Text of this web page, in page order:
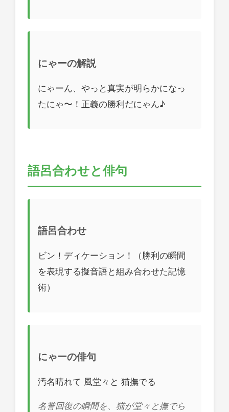
にゃーの解説
にゃーん、やっと真実が明らかになっ
たにゃ〜！正義の勝利だにゃん♪
語呂合わせと俳句
語呂合わせ
ビン！ディケーション！（勝利の瞬間
を表現する擬音語と組み合わせた記憶
術）
にゃーの俳句
汚名晴れて 風堂々と 猫撫でる
名誉回復の瞬間を、猫が堂々と撫でら